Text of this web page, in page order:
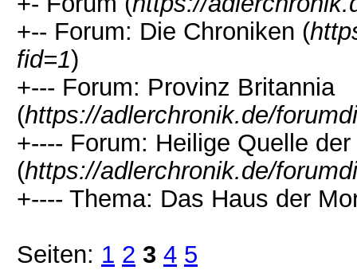
+-- Forum: Die Chroniken (
fid=1)
+--- Forum: Provinz Britannia
(https://adlerchronik.de/
+---- Forum: Heilige Quelle
(https://adlerchronik.de/
+---- Thema: Das Haus der
Seiten: 1 2 3 4 5